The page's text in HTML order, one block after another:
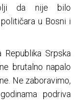
da nije bilo
u Bosni i
Srpska
brutalno napalo
Ne zaboravimo,
podriva